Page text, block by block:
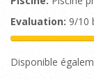
Evaluation: 9/10
Disponible